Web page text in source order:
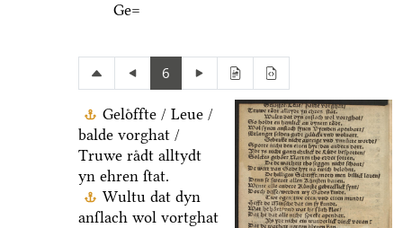
Ge=
6
Geloͤffte / Leue /
balde vorghat /
Truwe raͤdt alltydt
yn ehren ſtat.
Wultu dat dyn
anſlach wol vortghat